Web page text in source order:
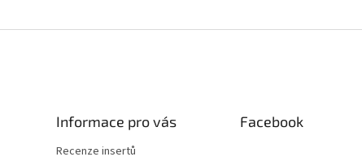
Informace pro vás
Recenze insertů
Facebook